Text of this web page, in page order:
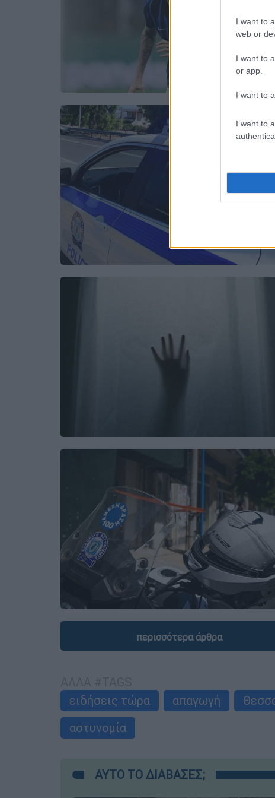
I want to
web or
I want to
or app.
I want to
I want to
περισσότερα άρθρα
ειδήσεις τώρα
απαγωγή
αστυνομία
ΑΥΤΟ ΤΟ ΔΙΑΒΑΣΕΣ;